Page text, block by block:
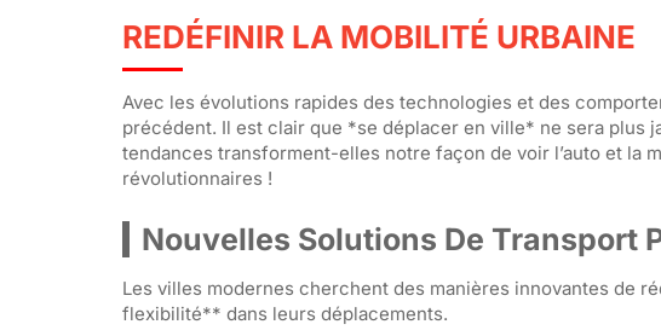
REDÉFINIR LA MOBILITÉ URBAINE
Avec les évolutions rapides des technologies et des
précédent. Il est clair que *se déplacer en ville* ne sera plus
tendances transforment-elles notre façon de voir l’auto et la
révolutionnaires !
Nouvelles Solutions De Transport
Les villes modernes cherchent des manières innovantes de
flexibilité** dans leurs déplacements.